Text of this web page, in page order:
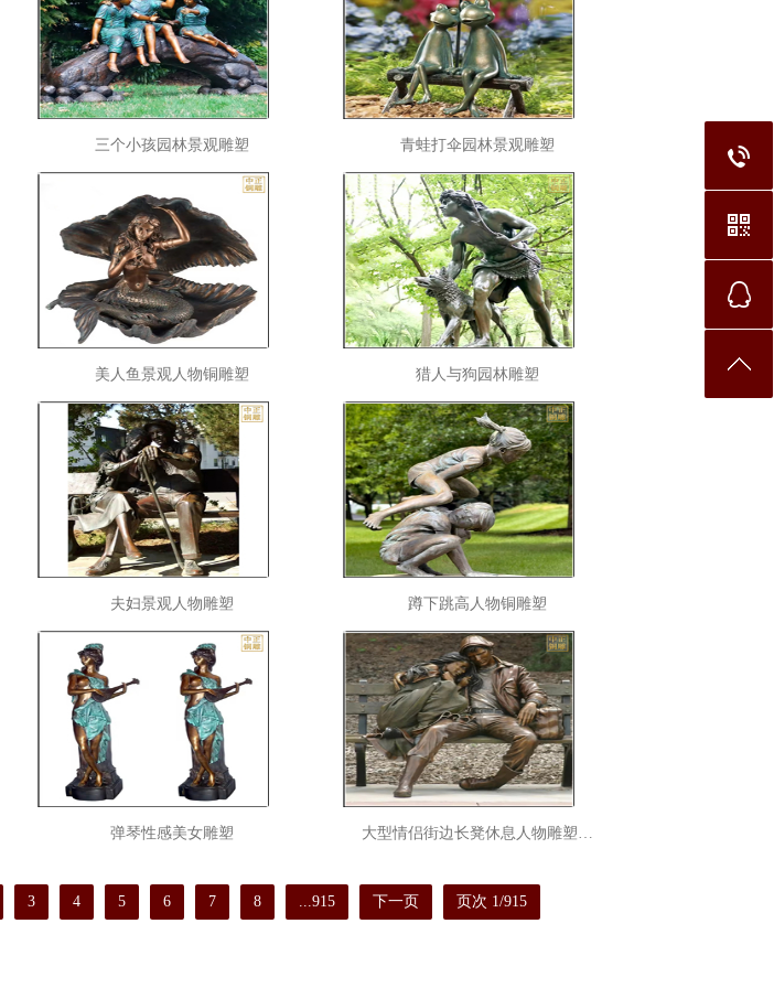
三个小孩园林景观雕塑 青蛙打伞园林景观雕塑
美人鱼景观人物铜雕塑 猎人与狗园林雕塑
夫妇景观人物雕塑 蹲下跳高人物铜雕塑
弹琴性感美女雕塑 大型情侣街边长凳休息人物雕塑…
3 4 5 6 7 8 ...915 下一页 页次 1/915